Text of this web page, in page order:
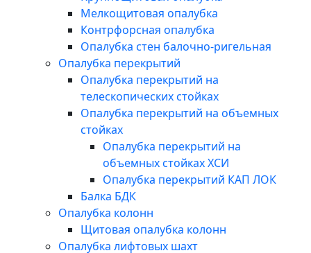
Мелкощитовая опалубка
Контрфорсная опалубка
Опалубка стен балочно-ригельная
Опалубка перекрытий
Опалубка перекрытий на
телескопических стойках
Опалубка перекрытий на объемных
стойках
Опалубка перекрытий на
объемных стойках ХСИ
Опалубка перекрытий КАП ЛОК
Балка БДК
Опалубка колонн
Щитовая опалубка колонн
Опалубка лифтовых шахт